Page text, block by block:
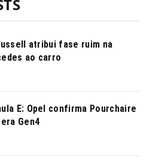
atribui fase ruim na
ao carro
E: Opel confirma Pourchaire
Gen4